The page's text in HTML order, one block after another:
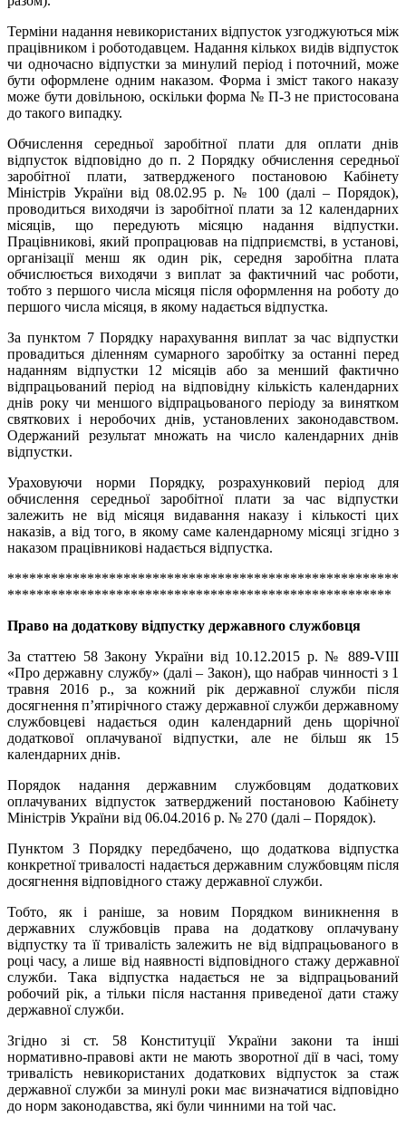
Терміни надання невикористаних відпусток узгоджуються між
працівником і роботодавцем. Надання кількох видів відпусток
чи одночасно відпустки за минулий період і поточний, може
бути оформлене одним наказом. Форма і зміст такого наказу
може бути довільною, оскільки форма № П-3 не пристосована
до такого випадку.
Обчислення середньої заробітної плати для оплати днів
відпусток відповідно до п. 2 Порядку обчислення середньої
заробітної плати, затвердженого постановою Кабінету
Міністрів України від 08.02.95 р. № 100 (далі – Порядок),
проводиться виходячи із заробітної плати за 12 календарних
місяців, що передують місяцю надання відпустки.
Працівникові, який пропрацював на підприємстві, в установі,
організації менш як один рік, середня заробітна плата
обчислюється виходячи з виплат за фактичний час роботи,
тобто з першого числа місяця після оформлення на роботу до
першого числа місяця, в якому надається відпустка.
За пунктом 7 Порядку нарахування виплат за час відпустки
провадиться діленням сумарного заробітку за останні перед
наданням відпустки 12 місяців або за менший фактично
відпрацьований період на відповідну кількість календарних
днів року чи меншого відпрацьованого періоду за винятком
святкових і неробочих днів, установлених законодавством.
Одержаний результат множать на число календарних днів
відпустки.
Ураховуючи норми Порядку, розрахунковий період для
обчислення середньої заробітної плати за час відпустки
залежить не від місяця видавання наказу і кількості цих
наказів, а від того, в якому саме календарному місяці згідно з
наказом працівникові надається відпустка.
******************************************************
*****************************************************
Право на додаткову відпустку державного службовця
За статтею 58 Закону України від 10.12.2015 р. № 889-VIII
«Про державну службу» (далі – Закон), що набрав чинності з 1
травня 2016 р., за кожний рік державної служби після
досягнення п’ятирічного стажу державної служби державному
службовцеві надається один календарний день щорічної
додаткової оплачуваної відпустки, але не більш як 15
календарних днів.
Порядок надання державним службовцям додаткових
оплачуваних відпусток затверджений постановою Кабінету
Міністрів України від 06.04.2016 р. № 270 (далі – Порядок).
Пунктом 3 Порядку передбачено, що додаткова відпустка
конкретної тривалості надається державним службовцям після
досягнення відповідного стажу державної служби.
Тобто, як і раніше, за новим Порядком виникнення в
державних службовців права на додаткову оплачувану
відпустку та її тривалість залежить не від відпрацьованого в
році часу, а лише від наявності відповідного стажу державної
служби. Така відпустка надається не за відпрацьований
робочий рік, а тільки після настання приведеної дати стажу
державної служби.
Згідно зі ст. 58 Конституції України закони та інші
нормативно-правові акти не мають зворотної дії в часі, тому
тривалість невикористаних додаткових відпусток за стаж
державної служби за минулі роки має визначатися відповідно
до норм законодавства, які були чинними на той час.